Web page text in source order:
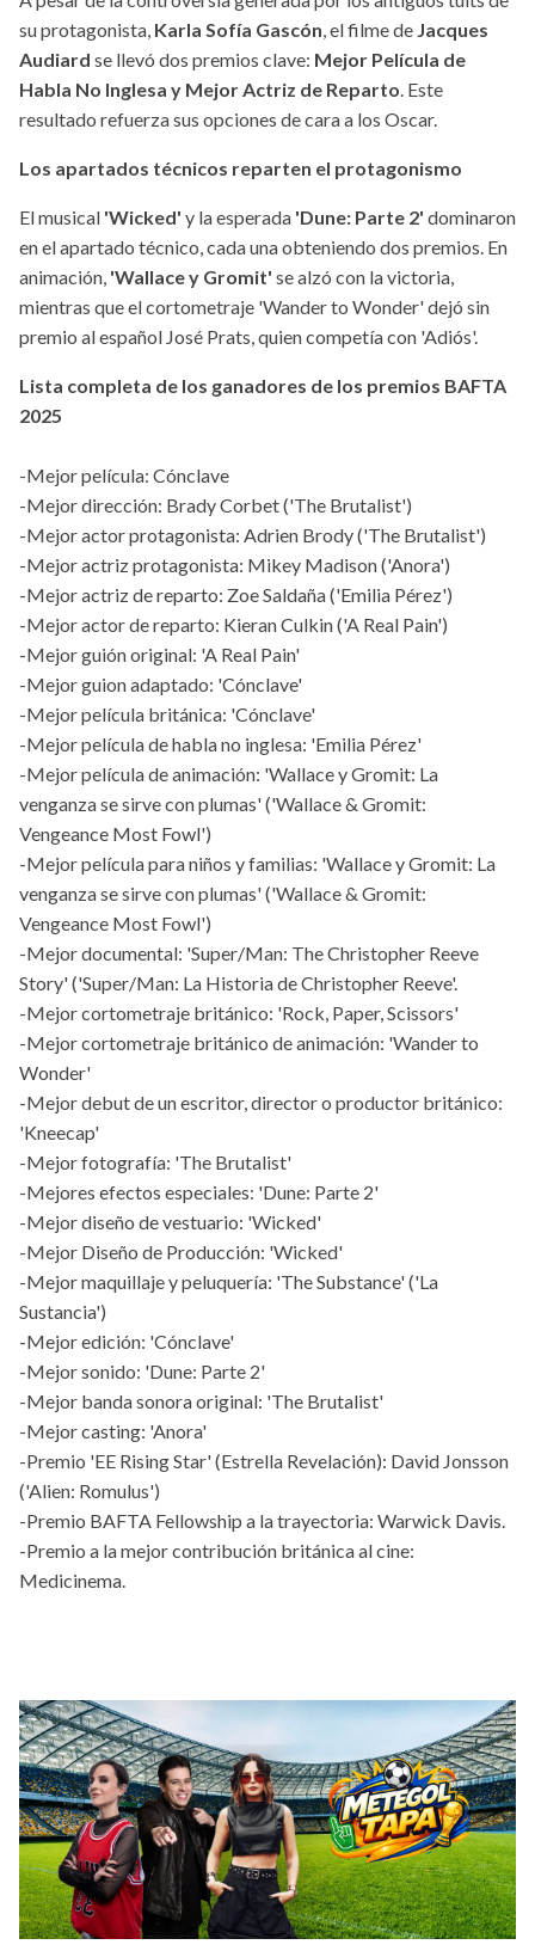
su protagonista, Karla Sofía Gascón, el filme de Jacques
Audiard se llevó dos premios clave: Mejor Película de
Habla No Inglesa y Mejor Actriz de Reparto. Este
resultado refuerza sus opciones de cara a los Oscar.
Los apartados técnicos reparten el protagonismo
El musical 'Wicked' y la esperada 'Dune: Parte 2' dominaron
en el apartado técnico, cada una obteniendo dos premios. En
animación, 'Wallace y Gromit' se alzó con la victoria,
mientras que el cortometraje 'Wander to Wonder' dejó sin
premio al español José Prats, quien competía con 'Adiós'.
Lista completa de los ganadores de los premios BAFTA
2025
-Mejor película: Cónclave
-Mejor dirección: Brady Corbet ('The Brutalist')
-Mejor actor protagonista: Adrien Brody ('The Brutalist')
-Mejor actriz protagonista: Mikey Madison ('Anora')
-Mejor actriz de reparto: Zoe Saldaña ('Emilia Pérez')
-Mejor actor de reparto: Kieran Culkin ('A Real Pain')
-Mejor guión original: 'A Real Pain'
-Mejor guion adaptado: 'Cónclave'
-Mejor película británica: 'Cónclave'
-Mejor película de habla no inglesa: 'Emilia Pérez'
-Mejor película de animación: 'Wallace y Gromit: La
venganza se sirve con plumas' ('Wallace & Gromit:
Vengeance Most Fowl')
-Mejor película para niños y familias: 'Wallace y Gromit: La
venganza se sirve con plumas' ('Wallace & Gromit:
Vengeance Most Fowl')
-Mejor documental: 'Super/Man: The Christopher Reeve
Story' ('Super/Man: La Historia de Christopher Reeve'.
-Mejor cortometraje británico: 'Rock, Paper, Scissors'
-Mejor cortometraje británico de animación: 'Wander to
Wonder'
-Mejor debut de un escritor, director o productor británico:
'Kneecap'
-Mejor fotografía: 'The Brutalist'
-Mejores efectos especiales: 'Dune: Parte 2'
-Mejor diseño de vestuario: 'Wicked'
-Mejor Diseño de Producción: 'Wicked'
-Mejor maquillaje y peluquería: 'The Substance' ('La
Sustancia')
-Mejor edición: 'Cónclave'
-Mejor sonido: 'Dune: Parte 2'
-Mejor banda sonora original: 'The Brutalist'
-Mejor casting: 'Anora'
-Premio 'EE Rising Star' (Estrella Revelación): David Jonsson
('Alien: Romulus')
-Premio BAFTA Fellowship a la trayectoria: Warwick Davis.
-Premio a la mejor contribución británica al cine:
Medicinema.